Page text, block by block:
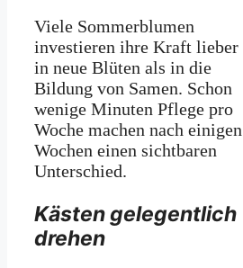
Viele Sommerblumen
investieren ihre Kraft lieber
in neue Blüten als in die
Bildung von Samen. Schon
wenige Minuten Pflege pro
Woche machen nach einigen
Wochen einen sichtbaren
Unterschied.
Kästen gelegentlich
drehen